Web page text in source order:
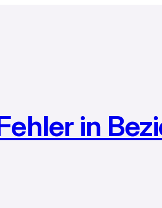
in